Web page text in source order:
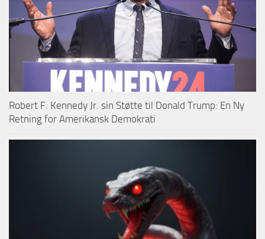
Robert F. Kennedy Jr. sin Støtte til Donald Trump: En Ny
Retning for Amerikansk Demokrati